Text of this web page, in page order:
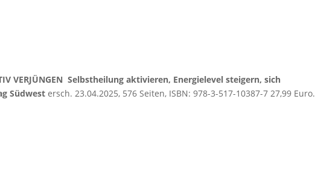
VERJÜNGEN Selbstheilung aktivieren, Energielevel steigern, sich
Südwest ersch. 23.04.2025, 576 Seiten, ISBN: 978-3-517-10387-7 27,99 Euro.